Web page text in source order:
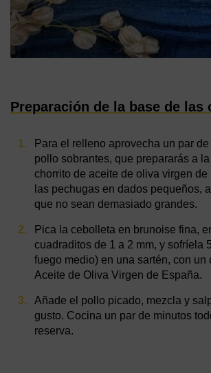
Preparación de la base de las
Para el relleno aprovecha un par
pollo sobrantes, que prepararás a
chorrito de aceite de oliva virgen de
las pechugas en dados pequeños,
que no sean demasiado grandes.
Pica la cebolleta en brunoise fina,
cuadraditos de 1 a 2 mm, y sofríela
fuego medio) en una sartén, con un
Aceite de Oliva Virgen de España.
Añade el pollo picado, mezcla y
gusto. Cocina un par de minutos
reserva.